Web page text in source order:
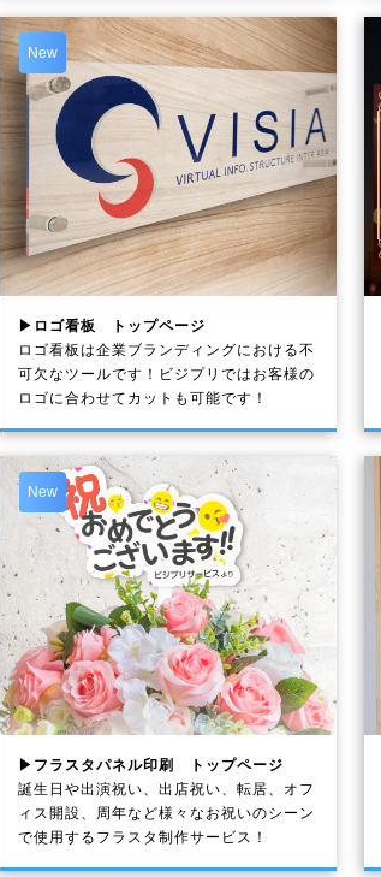
New
▶ロゴ看板 トップページ
ロゴ看板は企業ブランディングにおける不
可欠なツールです！ビジプリではお客様の
ロゴに合わせてカットも可能です！
New
▶フラスタパネル印刷 トップページ
誕生日や出演祝い、出店祝い、転居、オフ
ィス開設、周年など様々なお祝いのシーン
で使用するフラスタ制作サービス！